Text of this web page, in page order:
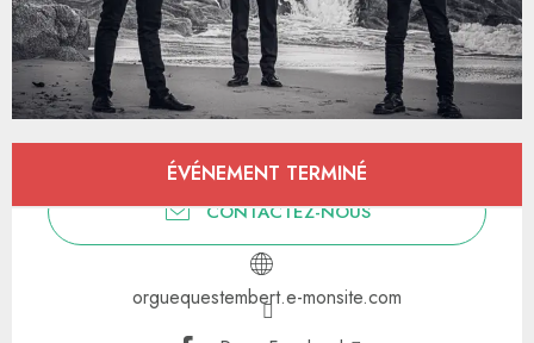
Ouverture et coordonnées
ÉVÉNEMENT TERMINÉ
CONTACTEZ-NOUS
orguequestembert.e-monsite.com